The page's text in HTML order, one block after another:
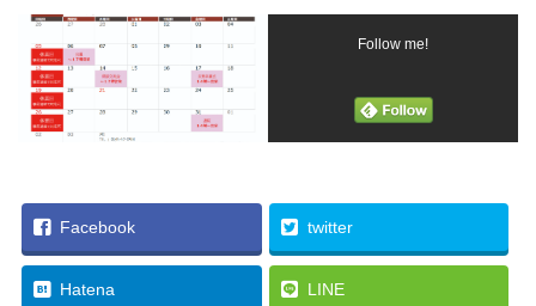
Follow me!
Facebook twitter
Hatena LINE